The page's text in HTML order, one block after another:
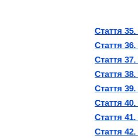
Стаття 35.
Стаття 36.
Стаття 37.
Стаття 38.
Стаття 39.
Стаття 40.
Стаття 41.
Стаття 42.